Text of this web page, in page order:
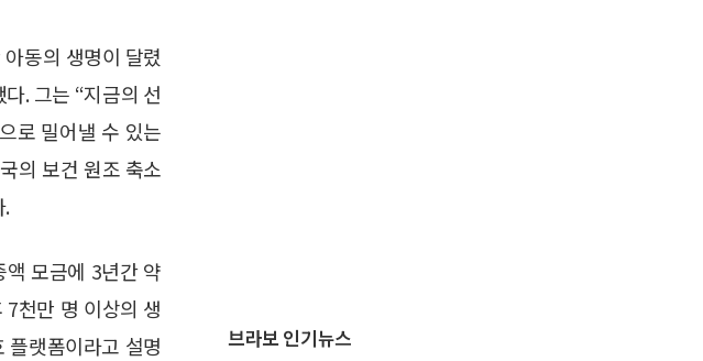
동의 생명이 달렸
. 그는 “지금의 선
로 밀어낼 수 있는
의 보건 원조 축소
.
모금에 3년간 약
천만 명 이상의 생
플랫폼이라고 설명
브라보 인기뉴스